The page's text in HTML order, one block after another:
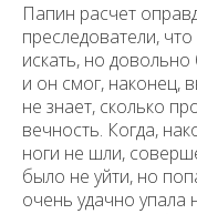
Папин расчет
преследователи,
искать, но
и он смог, наконец,
не знает, сколько
вечность. Когда,
ноги не шли,
было не уйти, но
очень удачно упала